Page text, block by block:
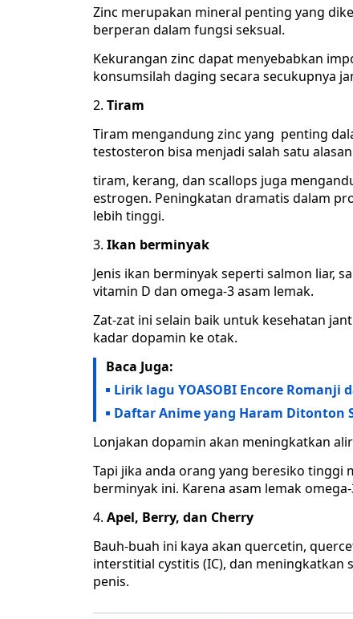
Zinc merupakan mineral penting yang
berperan dalam fungsi seksual.
Kekurangan zinc dapat menyebabkan
konsumsilah daging secara secukupnya
Tiram
Tiram mengandung zinc yang penting
testosteron bisa menjadi salah satu
tiram, kerang, dan scallops juga
estrogen. Peningkatan dramatis dalam
lebih tinggi.
Ikan berminyak
Jenis ikan berminyak seperti salmon liar,
vitamin D dan omega-3 asam lemak.
Zat-zat ini selain baik untuk kesehatan
kadar dopamin ke otak.
Baca Juga:
Lirik lagu YOASOBI Encore
Daftar Anime yang Haram Ditonton
Lonjakan dopamin akan meningkatkan
Tapi jika anda orang yang beresiko
berminyak ini. Karena asam lemak
Apel, Berry, dan Cherry
Bauh-buah ini kaya akan quercetin,
interstitial cystitis (IC), dan
penis.